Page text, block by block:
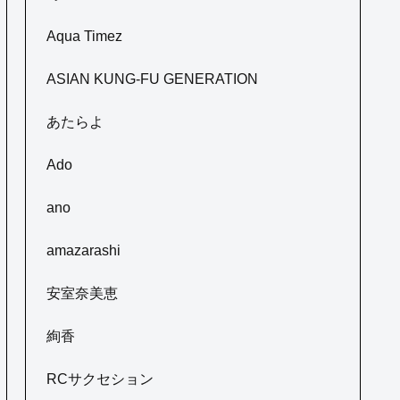
Aqua Timez
ASIAN KUNG-FU GENERATION
あたらよ
Ado
ano
amazarashi
安室奈美恵
絢香
RCサクセション